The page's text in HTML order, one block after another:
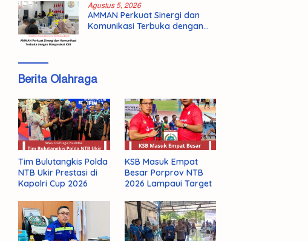
Agustus 5, 2026
AMMAN Perkuat Sinergi dan
Komunikasi Terbuka dengan
Berita Olahraga
Tim Bulutangkis Polda
NTB Ukir Prestasi di
Kapolri Cup 2026
KSB Masuk Empat
Besar Porprov NTB
2026 Lampaui Target